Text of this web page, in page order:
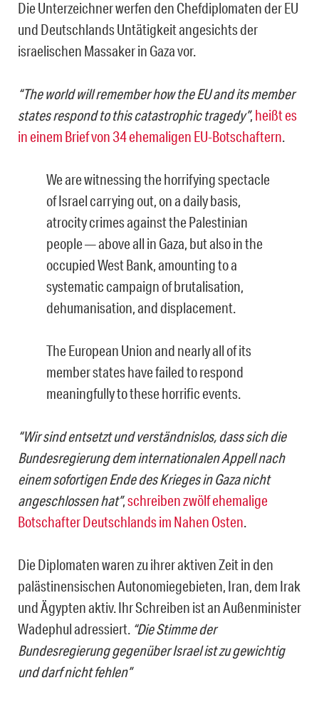
Die Unterzeichner werfen den Chefdiplomaten der EU
und Deutschlands Untätigkeit angesichts der
israelischen Massaker in Gaza vor.
“The world will remember how the EU and its member
states respond to this catastrophic tragedy”, heißt es
in einem Brief von 34 ehemaligen EU-Botschaftern.
We are witnessing the horrifying spectacle
of Israel carrying out, on a daily basis,
atrocity crimes against the Palestinian
people — above all in Gaza, but also in the
occupied West Bank, amounting to a
systematic campaign of brutalisation,
dehumanisation, and displacement.
The European Union and nearly all of its
member states have failed to respond
meaningfully to these horrific events.
“Wir sind entsetzt und verständnislos, dass sich die
Bundesregierung dem internationalen Appell nach
einem sofortigen Ende des Krieges in Gaza nicht
angeschlossen hat”,schreiben zwölf ehemalige
Botschafter Deutschlands im Nahen Osten.
Die Diplomaten waren zu ihrer aktiven Zeit in den
palästinensischen Autonomiegebieten, Iran, dem Irak
und Ägypten aktiv. Ihr Schreiben ist an Außenminister
Wadephul adressiert. “Die Stimme der
Bundesregierung gegenüber Israel ist zu gewichtig
und darf nicht fehlen”